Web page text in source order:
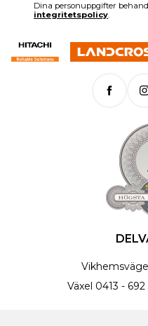
Dina personuppgifter
integritetspolicy.
Växel 0413 -